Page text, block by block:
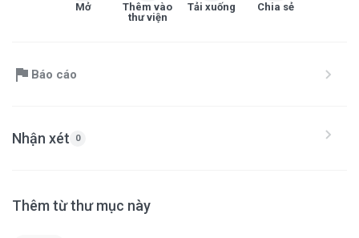
Mở
Thêm vào
thư viện
Tải xuống Chia sẻ
Báo cáo
Nhận xét 0
Thêm từ thư mục này